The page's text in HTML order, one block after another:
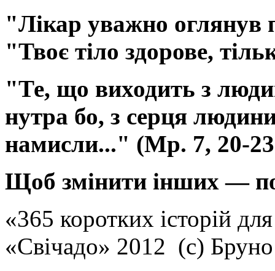
"Лікар уважно оглянув
"Твоє тіло здорове,
"Те, що виходить з
нутра бо, з серця
намисли..." (Мр. 7, 20-
Щоб змінити інших —
«365 коротких історій
«Свічадо» 2012 (с)